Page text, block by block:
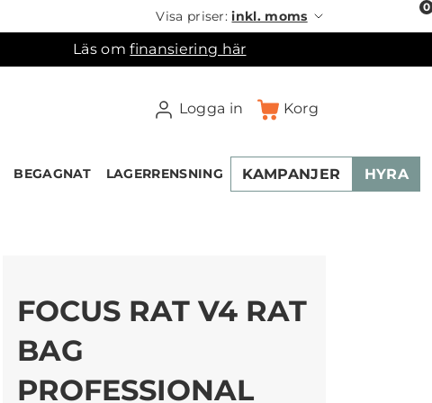
Visa priser:inkl. moms
Läs omfinansiering här
Logga in Korg
0
BEGAGNAT LAGERRENSNING KAMPANJER HYRA
FOCUS RAT V4 RAT
BAG
PROFESSIONAL